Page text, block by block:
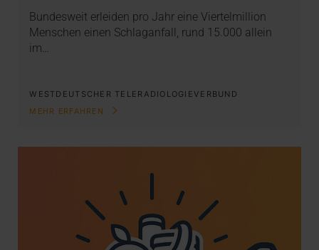
Bundesweit erleiden pro Jahr eine Viertelmillion
Menschen einen Schlaganfall, rund 15.000 allein
im…
WESTDEUTSCHER TELERADIOLOGIEVERBUND
MEHR ERFAHREN